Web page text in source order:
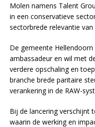
Molen namens Talent
in een conservatieve
sectorbrede relevantie van
De gemeente
ambassadeur en wil met
verdere opschaling en
branche brede paritaire
verankering in de RAW-
Bij de lancering verschijnt
waarin de werking en